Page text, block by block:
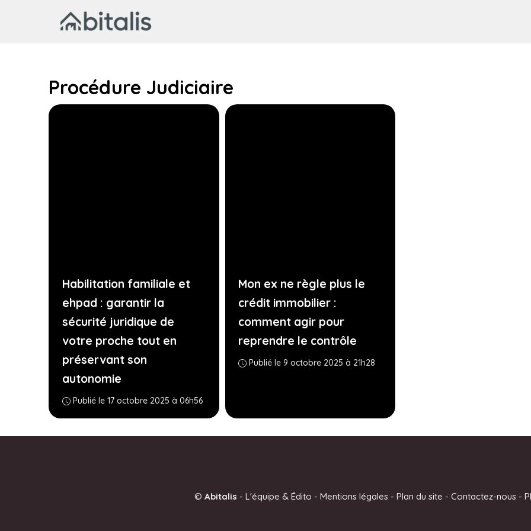
Procédure Judiciaire
Habilitation familiale et
ehpad : garantir la
sécurité juridique de
votre proche tout en
préservant son
autonomie
Publié le 17 octobre 2025 à 06h56
Mon ex ne règle plus le
crédit immobilier :
comment agir pour
reprendre le contrôle
Publié le 9 octobre 2025 à 21h28
© Abitalis - L'équipe & Édito - Mentions légales- Plan du site - Contactez-nous-